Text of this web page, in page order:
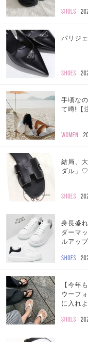
SHOES
パリジ
SHOES
手頃な
て噂!【
WOMEN
結局、
ダル」♡
SHOES
身長盛
ダーマ
ルアッ
SHOES
【今年
ウーフ
に入れ
SHOES